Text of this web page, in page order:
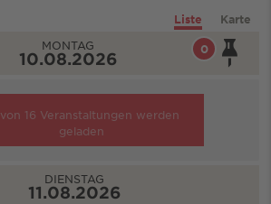
Liste Karte
0
MONTAG
10.08.2026
von 16 Veranstaltungen werden
geladen
DIENSTAG
11.08.2026